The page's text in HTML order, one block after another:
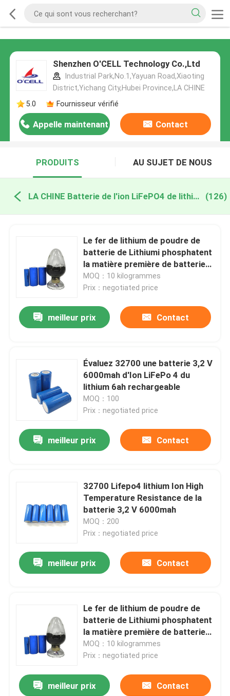
Shenzhen O'CELL Technology Co.,Ltd
Industrial Park,No.1,Yayuan Road,Xiaoting
District,Yichang City,Hubei Province,LA CHINE
5.0
Fournisseur vérifié
Appelle maintenant Contact
PRODUITS AU SUJET DE NOUS
LA CHINE Batterie de l'ion LiFePO4 de lithium (126)
Le fer de lithium de poudre de
batterie de Lithiumi phosphatent
la matière première de batterie
au lithium de la poudre LiFePO4
MOQ：10 kilogrammes
Prix：negotiated price
meilleur prix Contact
Évaluez 32700 une batterie 3,2 V
6000mah d'Ion LiFePo 4 du
lithium 6ah rechargeable
MOQ：100
Prix：negotiated price
meilleur prix Contact
32700 Lifepo4 lithium Ion High
Temperature Resistance de la
batterie 3,2 V 6000mah
MOQ：200
Prix：negotiated price
meilleur prix Contact
Le fer de lithium de poudre de
batterie de Lithiumi phosphatent
la matière première de batterie
au lithium de la poudre LiFePO4
MOQ：10 kilogrammes
Prix：negotiated price
meilleur prix Contact